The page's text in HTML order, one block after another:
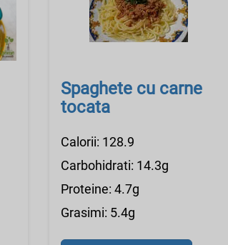
Spaghete cu carne
tocata
Calorii: 128.9
Carbohidrati: 14.3g
Proteine: 4.7g
Grasimi: 5.4g